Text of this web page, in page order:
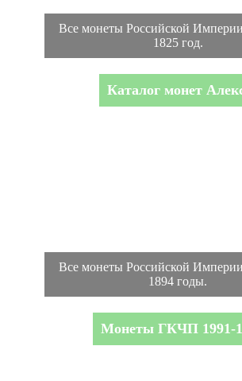
Все монеты Российской
1825 год.
Каталог монет
Все монеты Российской
1894 годы.
Монеты ГКЧП 1991-